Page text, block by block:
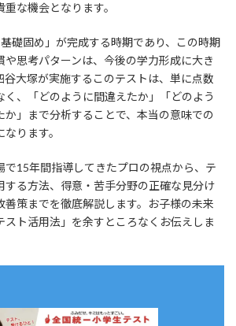
な機会となります。
礎固め」が完成する時期であり、この時期
や思考パターンは、今後の学力形成に大き
谷大塚が実施するこのテストは、単に点数
く、「どのように間違えたか」「どのよう
か」まで分析することで、本当の意味での
ります。
で15年間指導してきたプロの視点から、テ
する方法、得意・苦手分野の正確な見分け
善策までを徹底解説します。お子様の未来
スト活用法」を余すところなくお伝えしま